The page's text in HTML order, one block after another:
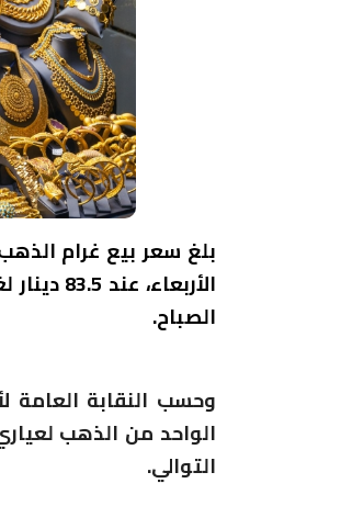
الصباح.
وحسب النقابة العامة
التوالي.